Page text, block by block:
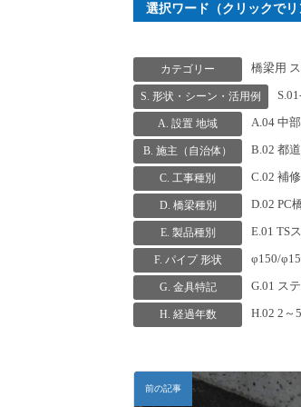
選択ワード（クリックでリ
カテゴリー 橋梁用
S. 形状・シーン・活用例
A. 設置 地域 A.04 中部
B. 施主（自治体） B.02 都
C. 工事種別 C.02 補
D. 橋梁種別 D.02 PC
E. 製品種別 E.01 TS
F. パイプ 形状 φ150/
G. 金具特記 G.01 ス
H. 経過年数 H.02 2～
前の記事